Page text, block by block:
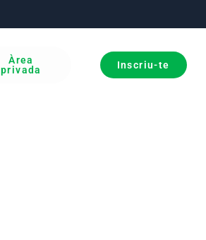
Àrea
privada
Inscriu-te